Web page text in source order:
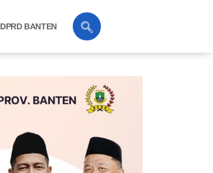
DPRD BANTEN